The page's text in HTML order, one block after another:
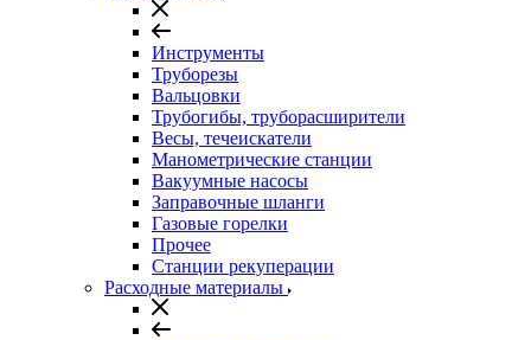
Инструменты
Труборезы
Вальцовки
Трубогибы, труборасширители
Весы, течеискатели
Манометрические станции
Вакуумные насосы
Заправочные шланги
Газовые горелки
Прочее
Станции рекуперации
Расходные материалы